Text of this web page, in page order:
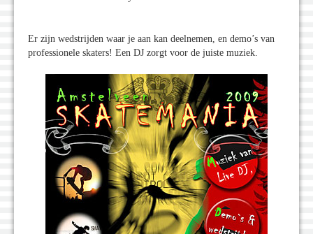
Er zijn wedstrijden waar je aan kan deelnemen, en demo’s van
professionele skaters! Een DJ zorgt voor de juiste muziek.